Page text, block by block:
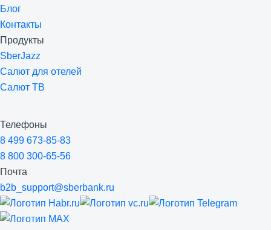
Блог
Контакты
Продукты
SberJazz
Салют для отелей
Салют ТВ
Телефоны
8 499 673-85-83
8 800 300-65-56
Почта
b2b_support@sberbank.ru